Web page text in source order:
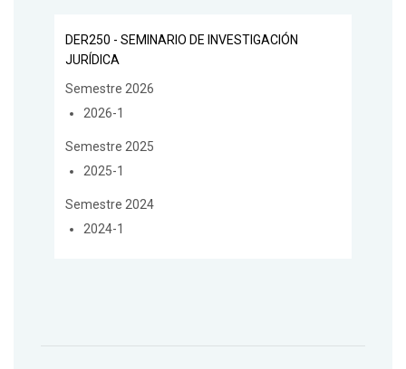
DER250 - SEMINARIO DE INVESTIGACIÓN
JURÍDICA
Semestre 2026
2026-1
Semestre 2025
2025-1
Semestre 2024
2024-1